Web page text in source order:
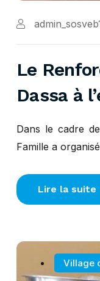
Le
Dassa à
Dans le cadre
Famille a
Lire la suite
Village